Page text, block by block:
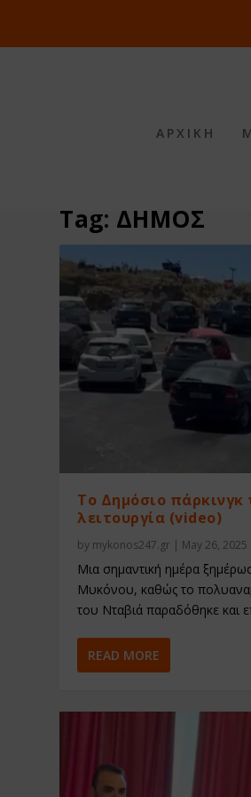
ΑΡΧΙΚΗ
Tag: ΔΗΜΟΣ
Το Δημόσιο
λειτουργία (video)
by mykonos247.gr | May 26, 2025
Μια σημαντική ημέρα
Μυκόνου, καθώς το
του Νταβιά παραδόθηκε και
READ MORE